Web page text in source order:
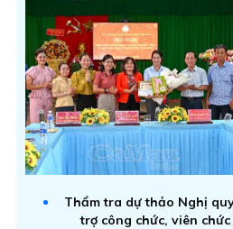
Thẩm tra dự thảo Nghị
trợ công chức, viên